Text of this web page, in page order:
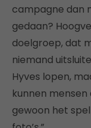
campagne dan
gedaan?
doelgroep, dat
niemand
Hyves lopen,
kunnen mensen
gewoon het